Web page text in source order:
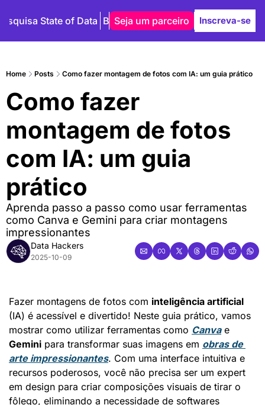
State of Data Blog Autores
Seja um parceiro Inscreva-se
Home Posts Como fazer montagem de fotos com IA: um guia prático
Como fazer
montagem de fotos
com IA: um guia
prático
Aprenda passo a passo como usar ferramentas
como Canva e Gemini para criar montagens
impressionantes
Data Hackers
2025-10-09
Fazer montagens de fotos com inteligência artificial
(IA) é acessível e divertido! Neste guia prático, vamos
mostrar como utilizar ferramentas como Canva
Gemini para transformar suas imagens em obras de
arte impressionantes. Com uma interface intuitiva e
recursos poderosos, você não precisa ser um expert
em design para criar composições visuais de tirar o
fôlego, eliminando a necessidade de softwares